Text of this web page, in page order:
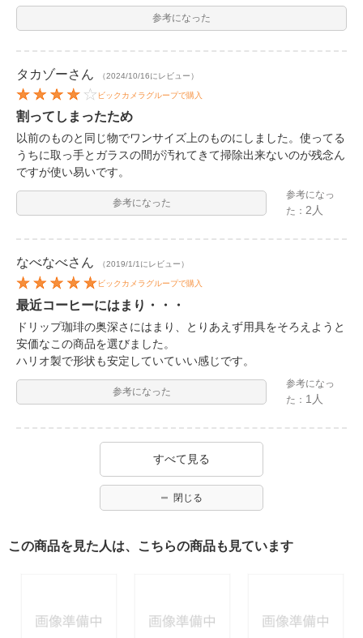
参考になった
タカゾーさん （2024/10/16にレビュー）
ビックカメラグループで購入
割ってしまったため
以前のものと同じ物でワンサイズ上のものにしました。使ってる
うちに取っ手とガラスの間が汚れてきて掃除出来ないのが残念ん
ですが使い易いです。
参考になった
参考になっ
た：2人
なべなべさん （2019/1/1にレビュー）
ビックカメラグループで購入
最近コーヒーにはまり・・・
ドリップ珈琲の奥深さにはまり、とりあえず用具をそろえようと
安価なこの商品を選びました。
ハリオ製で形状も安定していていい感じです。
参考になった
参考になっ
た： 1人
すべて見る
閉じる
この商品を見た人は、こちらの商品も見ています